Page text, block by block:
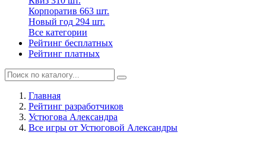
Корпоратив 663 шт.
Новый год 294 шт.
Все категории
Рейтинг бесплатных
Рейтинг платных
Главная
Рейтинг разработчиков
Устюгова Александра
Все игры от Устюговой Александры